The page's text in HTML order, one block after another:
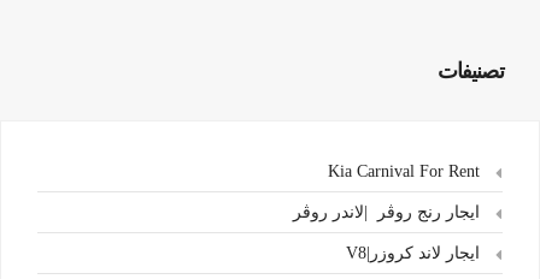
تصنيفات
ايجار رنج روڤر |لاندر روڤر
ايجار لاند كروزر|V8